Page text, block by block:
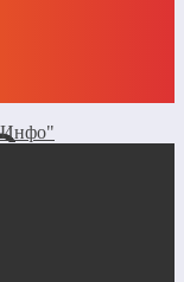
Инфо"